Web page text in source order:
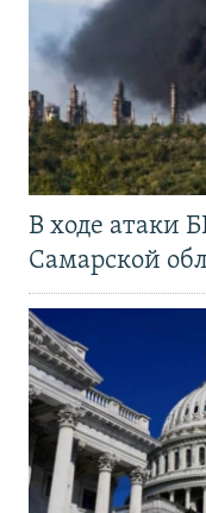
В ходе атаки
Самарской